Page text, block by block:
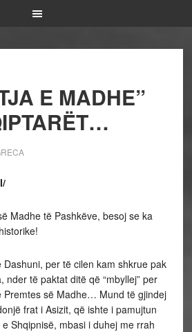
E MADHE”
Madhe të Pashkëve, besoj se ka
per të cilen kam shkrue pak
nder të paktat ditë që “mbyllej” per
Premtes së Madhe… Mund të gjindej
frat i Asizit, që ishte i pamujtun
Shqipnisë, mbasi i duhej me rrah